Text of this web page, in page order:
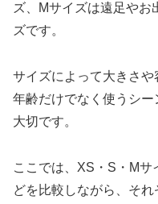
ズ、Mサイズは遠足やお
ズです。
サイズによって大きさや
年齢だけでなく使うシ
大切です。
ここでは、XS・S・M
どを比較しながら、そ